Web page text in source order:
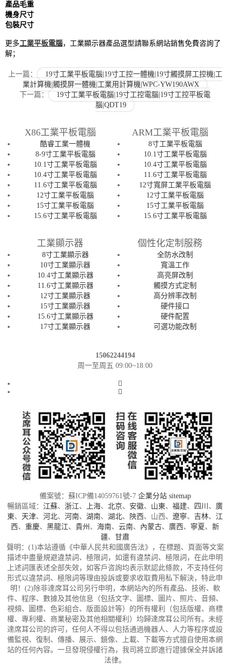
產品毛重
機身尺寸
包裝尺寸
更多工業平板電腦，工業顯示器產品選型請聯系網站銷售免費咨詢了
解；
上一篇：
19寸工業平板電腦|19寸工控一體機|19寸觸摸屏工控機|工
業計算機|觸摸屏一體機|工業用計算機|WPC-YW190AWX
下一篇：
19寸工業平板電腦|19寸工控電腦|19寸工控平板電
腦|QDT19
X86工業平板電腦
酷睿工業一體機
8-9寸工業平板電腦
10.1寸工業平板電腦
10.4寸工業平板電腦
11.6寸工業平板電腦
12寸工業平板電腦
15寸工業平板電腦
15.6寸工業平板電腦
ARM工業平板電腦
8寸工業平板電腦
10.1寸工業平板電腦
10.4寸工業平板電腦
11.6寸工業平板電腦
12寸寬屏工業平板電腦
12寸工業平板電腦
15寸工業平板電腦
15.6寸工業平板電腦
工業顯示器
8寸工業顯示器
10寸工業顯示器
10.4寸工業顯示器
11.6寸工業顯示器
12寸工業顯示器
15寸工業顯示器
15.6寸工業顯示器
17寸工業顯示器
個性化定制服務
全防水改制
寬溫工作
高亮屏改制
觸摸方式定制
高分辨率改制
硬件接口
硬件配置
可選功能改制
15062244194
周一至周五 09:00~18:00
備案號：蘇ICP備14059761號-7 企業分站 sitemap
暢銷區域： 江蘇、 浙江、 上海、 北京、 安徽、 山東、 福建、 四川 、 廣
東、 天津、 河北、 河南、 湖南、 湖北、 陜西、山西、 遼寧、 吉林、 江
西、 重慶、 黑龍江、 貴州 、 海南、 云南、 內蒙古、 廣西、 寧夏 、 新
疆、 甘肅
聲明：(1)本站遵循《中華人民共和國廣告法》，在標題、頁面等文案
描述中盡量規避違禁詞、極限詞，如還有違禁詞、極限詞，在此申明
上述詞匯表述全部失效，如客戶咨詢均表示默認此條款，不支持任何
形式以違禁詞、極限詞等理由投訴或要求收取費用私下解決，特此申
明！(2)除非達席耳公司另行申明，本網站內的所有產品、技術、軟
件、程序、數據及其他信息（包括文字、圖標、圖片、照片、音頻、
視頻、圖標、色彩組合、版面設計等）的所有權利（包括版權、商標
權、專利權、商業秘密及其他相關權利）均歸達席耳公司所有。未經
達席耳公司的許可，任何人不得以包括通過機器人、人力等程序或設
備監視、復制、傳播、展示、鏡像、上載、下載等方式擅自使用本網
站的任何內容。一旦發現侵權行為，我司將立即進行證據保全并訴諸
法律。